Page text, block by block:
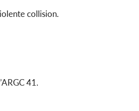
collision.
41.
?